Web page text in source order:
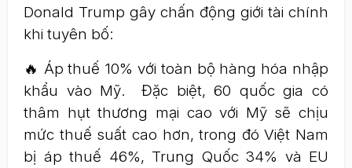
Donald Trump gây chấn động giới tài chính
khi tuyên bố:
🔥 Áp thuế 10% với toàn bộ hàng hóa nhập
khẩu vào Mỹ. Đặc biệt, 60 quốc gia có
thâm hụt thương mại cao với Mỹ sẽ chịu
mức thuế suất cao hơn, trong đó Việt Nam
bị áp thuế 46%, Trung Quốc 34% và EU